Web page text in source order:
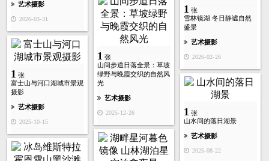
艺术摄影
2026-03-31
1 张
雪林镜湖 冬日静谧自然
盛景
艺术摄影
2026-02-26
1 张
山间步道日落全景：草坡
绿野与晚霞交织的自然风
光
艺术摄影
2025-12-26
1 张
富士山与河口湖城市景观
摄影
艺术摄影
2025-10-15
1 张
山水间的落日湖景
艺术摄影
2025-08-22